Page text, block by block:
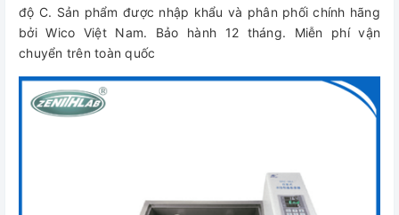
độ C. Sản phẩm được nhập khẩu và phân phối chính hãng
bởi Wico Việt Nam. Bảo hành 12 tháng. Miễn phí vận
chuyển trên toàn quốc